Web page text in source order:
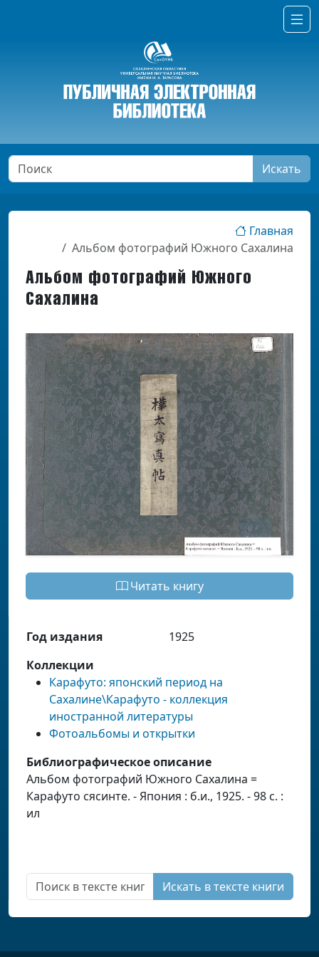
Искать
Главная
Альбом фотографий Южного Сахалина
Альбом фотографий Южного
Сахалина
Читать книгу
Год издания
1925
Коллекции
Карафуто: японский период на
Сахалине\Карафуто - коллекция
иностранной литературы
Фотоальбомы и открытки
Библиографическое описание
Альбом фотографий Южного Сахалина =
Карафуто сясинте. - Япония : б.и., 1925. - 98 с. :
ил
Искать в тексте книги